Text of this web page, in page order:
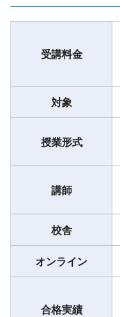
受講料金
対象
授業形式
講師
校舎
オンライン
合格実績